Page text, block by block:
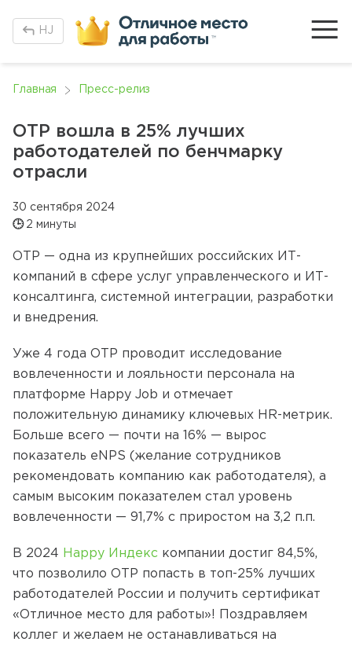
H J
Главная Пресс-релиз
ОТР вошла в 25% лучших
работодателей по бенчмарку
отрасли
30 сентября 2024
🕒 2 минуты
ОТР — одна из крупнейших российских ИТ-
компаний в сфере услуг управленческого и ИТ-
консалтинга, системной интеграции, разработки
и внедрения.
Уже 4 года ОТР проводит исследование
вовлеченности и лояльности персонала на
платформе Happy Job и отмечает
положительную динамику ключевых HR-метрик.
Больше всего — почти на 16% — вырос
показатель eNPS (желание сотрудников
рекомендовать компанию как работодателя), а
самым высоким показателем стал уровень
вовлеченности — 91,7% с приростом на 3,2 п.п.
В 2024 Happy Индекс компании достиг 84,5%,
что позволило ОТР попасть в топ-25% лучших
работодателей России и получить сертификат
«Отличное место для работы»! Поздравляем
коллег и желаем не останавливаться на